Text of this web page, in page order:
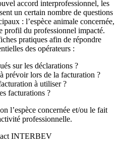
accord interprofessionnel, les
un certain nombre de questions
: l’espèce animale concernée,
profil du professionnel impacté.
pratiques afin de répondre
des opérateurs :
sur les déclarations ?
prévoir lors de la facturation ?
à utiliser ?
facturations ?
l’espèce concernée et/ou le fait
professionnelle.
INTERBEV